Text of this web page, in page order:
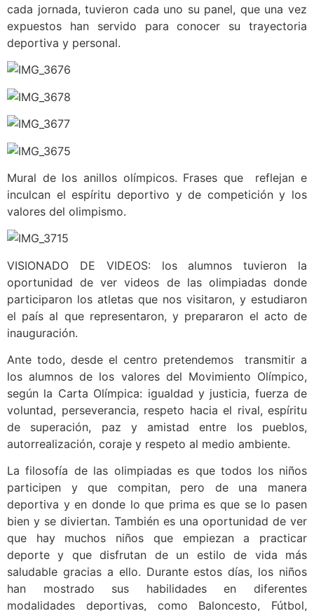
cada jornada, tuvieron cada uno su panel, que una vez
expuestos han servido para conocer su trayectoria
deportiva y personal.
Mural de los anillos olímpicos. Frases que reflejan e
inculcan el espíritu deportivo y de competición y los
valores del olimpismo.
VISIONADO DE VIDEOS: los alumnos tuvieron la
oportunidad de ver videos de las olimpiadas donde
participaron los atletas que nos visitaron, y estudiaron
el país al que representaron, y prepararon el acto de
inauguración.
Ante todo, desde el centro pretendemos transmitir a
los alumnos de los valores del Movimiento Olímpico,
según la Carta Olímpica: igualdad y justicia, fuerza de
voluntad, perseverancia, respeto hacia el rival, espíritu
de superación, paz y amistad entre los pueblos,
autorrealización, coraje y respeto al medio ambiente.
La filosofía de las olimpiadas es que todos los niños
participen y que compitan, pero de una manera
deportiva y en donde lo que prima es que se lo pasen
bien y se diviertan. También es una oportunidad de ver
que hay muchos niños que empiezan a practicar
deporte y que disfrutan de un estilo de vida más
saludable gracias a ello. Durante estos días, los niños
han mostrado sus habilidades en diferentes
modalidades deportivas, como Baloncesto, Fútbol,